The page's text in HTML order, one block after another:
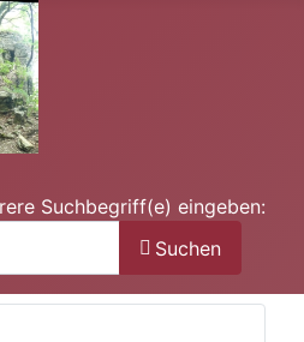
Suchbegriff(e) eingeben:
Suchen